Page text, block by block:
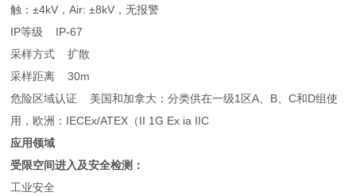
触：±4kV，Air: ±8kV，无报警
IP等级 IP-67
采样方式 扩散
采样距离 30m
危险区域认证 美国和加拿大：分类供在一级1区A、B、C和D组使
用，欧洲：IECEx/ATEX（II 1G Ex ia IIC
应用领域
受限空间进入及安全检测：
工业安全